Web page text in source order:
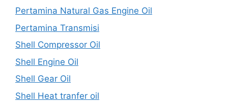
Pertamina Natural Gas Engine Oil
Pertamina Transmisi
Shell Compressor Oil
Shell Engine Oil
Shell Gear Oil
Shell Heat tranfer oil